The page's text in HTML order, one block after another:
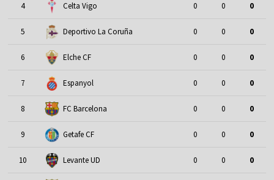
4 Celta Vigo 0 0 0
5 Deportivo La Coruña 0 0 0
6 Elche CF 0 0 0
7 Espanyol 0 0 0
8 FC Barcelona 0 0 0
9 Getafe CF 0 0 0
10 Levante UD 0 0 0